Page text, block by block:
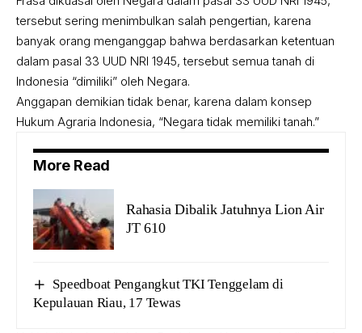
tersebut sering menimbulkan salah pengertian, karena
banyak orang menganggap bahwa berdasarkan ketentuan
dalam pasal 33 UUD NRI 1945, tersebut semua tanah di
Indonesia “dimiliki” oleh Negara.
Anggapan demikian tidak benar, karena dalam konsep
Hukum Agraria Indonesia, “Negara tidak memiliki tanah.”
More Read
Rahasia Dibalik Jatuhnya Lion Air
JT 610
Speedboat Pengangkut TKI Tenggelam di
Kepulauan Riau, 17 Tewas